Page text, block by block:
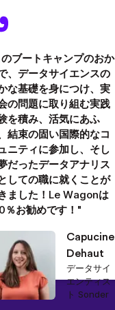
ブートキャンプのおか
、データサイエンスの
な基礎を身につけ、実
の問題に取り組む実践
を積み、活気にあふ
結束の固い国際的なコ
ニティに参加し、そし
だったデータアナリス
しての職に就くことが
ました！Le Wagonは
％お勧めです！"
Capucine
Dehaut
データサイ
エンティス
ト Sonder